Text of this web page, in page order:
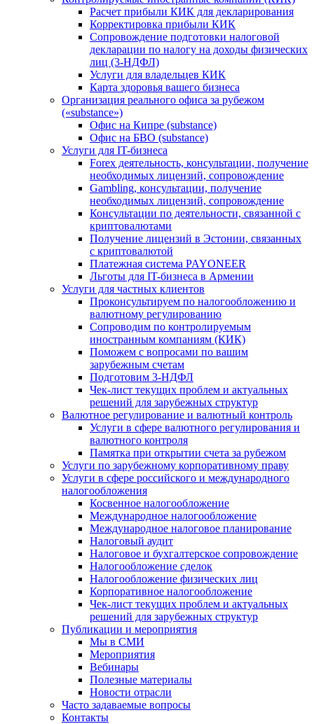
Расчет прибыли КИК для декларирования
Корректировка прибыли КИК
Сопровождение подготовки налоговой
декларации по налогу на доходы физических
лиц (3-НДФЛ)
Услуги для владельцев КИК
Карта здоровья вашего бизнеса
Организация реального офиса за рубежом
(«substance»)
Офис на Кипре (substance)
Офис на БВО (substance)
Услуги для IT-бизнеса
Forex деятельность, консультации, получение
необходимых лицензий, сопровождение
Gambling, консультации, получение
необходимых лицензий, сопровождение
Консультации по деятельности, связанной с
криптовалютами
Получение лицензий в Эстонии, связанных
с криптовалютой
Платежная система PAYONEER
Льготы для IT-бизнеса в Армении
Услуги для частных клиентов
Проконсультируем по налогообложению и
валютному регулированию
Сопроводим по контролируемым
иностранным компаниям (КИК)
Поможем с вопросами по вашим
зарубежным счетам
Подготовим 3-НДФЛ
Чек-лист текущих проблем и актуальных
решений для зарубежных структур
Валютное регулирование и валютный контроль
Услуги в сфере валютного регулирования и
валютного контроля
Памятка при открытии счета за рубежом
Услуги по зарубежному корпоративному праву
Услуги в сфере российского и международного
налогообложения
Косвенное налогообложение
Международное налогообложение
Международное налоговое планирование
Налоговый аудит
Налоговое и бухгалтерское сопровождение
Налогообложение сделок
Налогообложение физических лиц
Корпоративное налогообложение
Чек-лист текущих проблем и актуальных
решений для зарубежных структур
Публикации и мероприятия
Мы в СМИ
Мероприятия
Вебинары
Полезные материалы
Новости отрасли
Часто задаваемые вопросы
Контакты